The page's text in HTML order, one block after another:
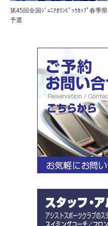
第45回全国ｼﾞｭﾆｱｵﾘﾝﾋﾟｯｸｶｯﾌﾟ春季県
予選